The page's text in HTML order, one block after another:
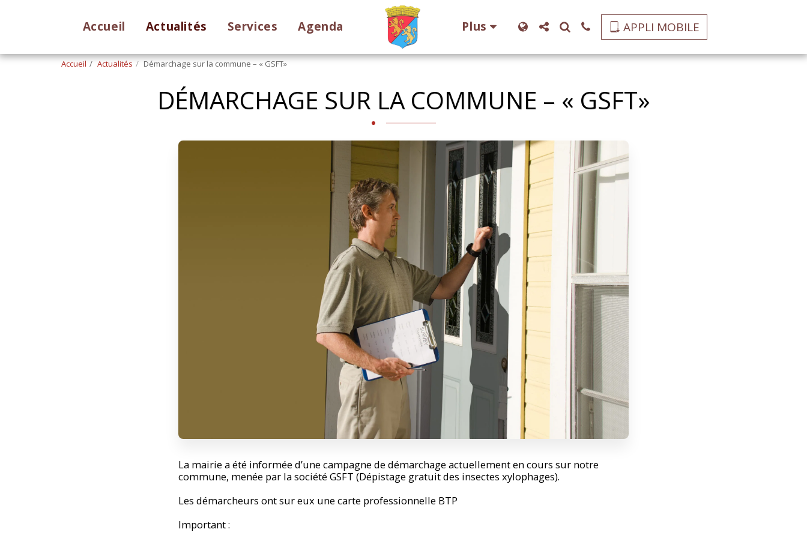
Accueil Actualités Services Agenda Plus APPLI MOBILE
Accueil Actualités Démarchage sur la commune – « GSFT»
DÉMARCHAGE SUR LA COMMUNE – « GSFT»
La mairie a été informée d’une campagne de démarchage actuellement en cours sur notre
commune, menée par la société GSFT (Dépistage gratuit des insectes xylophages).
Les démarcheurs ont sur eux une carte professionnelle BTP
Important :